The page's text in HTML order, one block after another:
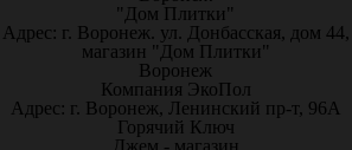
"Дом Плитки"
Адрес: г. Воронеж. ул. Донбасская, дом 44,
магазин "Дом Плитки"
Воронеж
Компания ЭкоПол
Адрес: г. Воронеж, Ленинский пр-т, 96А
Горячий Ключ
Джем - магазин